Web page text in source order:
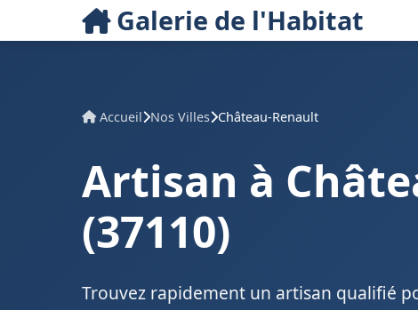
Galerie de l'Habitat
Accueil Nos Villes Château-Renault
Artisan à
(37110)
Trouvez rapidement un artisan qualifié